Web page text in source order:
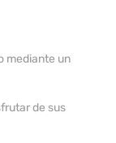
mediante un
de sus